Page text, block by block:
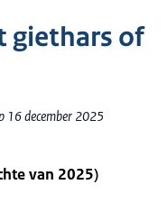
giethars of
16 december 2025
van 2025)